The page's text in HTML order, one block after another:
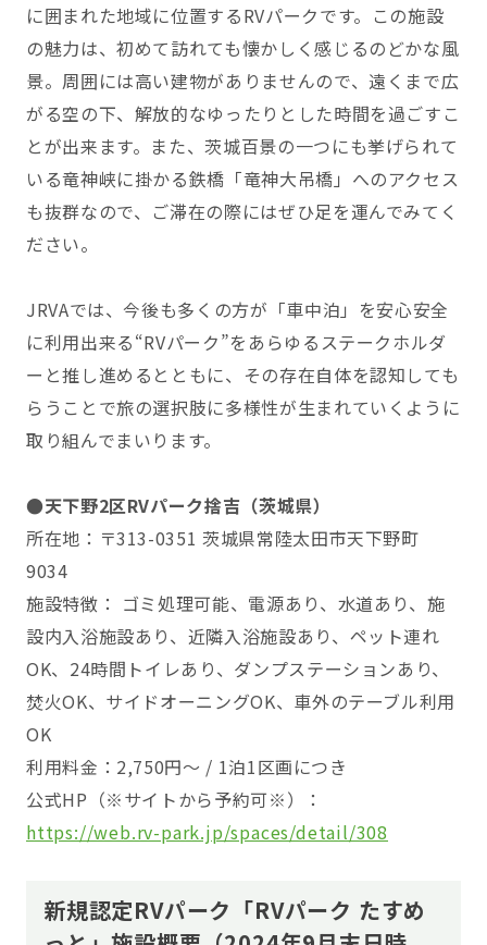
に囲まれた地域に位置するRVパークです。この施設
の魅力は、初めて訪れても懐かしく感じるのどかな風
景。周囲には高い建物がありませんので、遠くまで広
がる空の下、解放的なゆったりとした時間を過ごすこ
とが出来ます。また、茨城百景の一つにも挙げられて
いる竜神峡に掛かる鉄橋「竜神大吊橋」へのアクセス
も抜群なので、ご滞在の際にはぜひ足を運んでみてく
ださい。
JRVAでは、今後も多くの方が「車中泊」を安心安全
に利用出来る“RVパーク”をあらゆるステークホルダ
ーと推し進めるとともに、その存在自体を認知しても
らうことで旅の選択肢に多様性が生まれていくように
取り組んでまいります。
●天下野2区RVパーク捨吉（茨城県）
所在地：〒313-0351 茨城県常陸太田市天下野町
9034
施設特徴： ゴミ処理可能、電源あり、水道あり、施
設内入浴施設あり、近隣入浴施設あり、ペット連れ
OK、24時間トイレあり、ダンプステーションあり、
焚火OK、サイドオーニングOK、車外のテーブル利用
OK
利用料金：2,750円～ / 1泊1区画につき
公式HP（※サイトから予約可※）：
https://web.rv-park.jp/spaces/detail/308
新規認定RVパーク「RVパーク たすめ